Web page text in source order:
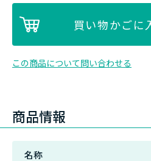
この商品について問い合わせる
商品情報
名称